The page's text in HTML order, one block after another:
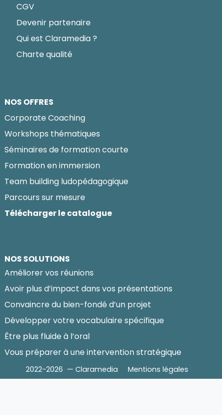
CGV
Devenir partenaire
Qui est Claramedia ?
Charte qualité
NOS OFFRES
Corporate Coaching
Workshops thématiques
Séminaires de formation courte
Formation en immersion
Team building ludopédagogique
Parcours sur mesure
Télécharger le catalogue
NOS SOLUTIONS
Améliorer vos réunions
Avoir plus d’impact dans vos présentations
Convaincre du bien-fondé d’un projet
Développer votre vocabulaire spécifique
Être plus fluide à l’oral
Vous préparer à une intervention stratégique
2022-2026 — Claramedia Mentions légales